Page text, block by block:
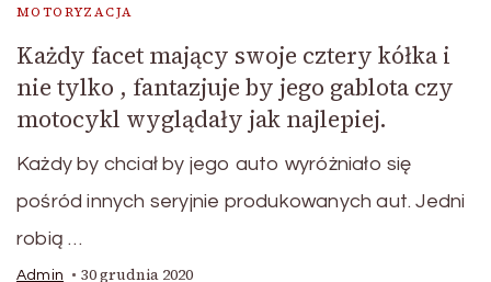
MOTORYZACJA
Każdy facet mający swoje cztery kółka i
nie tylko , fantazjuje by jego gablota czy
motocykl wyglądały jak najlepiej.
Każdy by chciał by jego auto wyróżniało się
pośród innych seryjnie produkowanych aut. Jedni
robią …
Admin 30 grudnia 2020